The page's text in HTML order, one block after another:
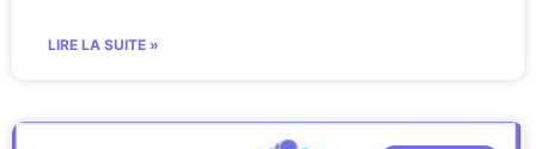
LIRE LA SUITE »